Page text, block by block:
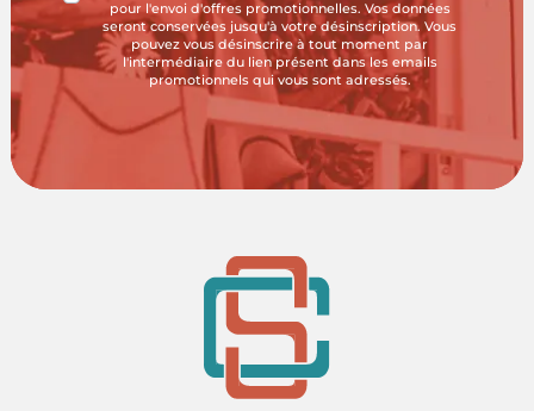
pour l'envoi d'offres promotionnelles. Vos données
seront conservées jusqu'à votre désinscription. Vous
pouvez vous désinscrire à tout moment par
l'intermédiaire du lien présent dans les emails
promotionnels qui vous sont adressés.